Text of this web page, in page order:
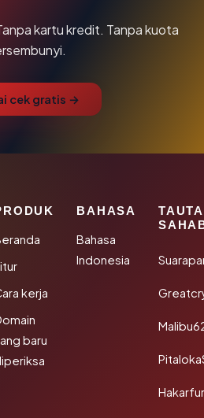
kartu kredit. Tanpa kuota
cek gratis →
kerja
baru
BAHASA
Bahasa
Indonesia